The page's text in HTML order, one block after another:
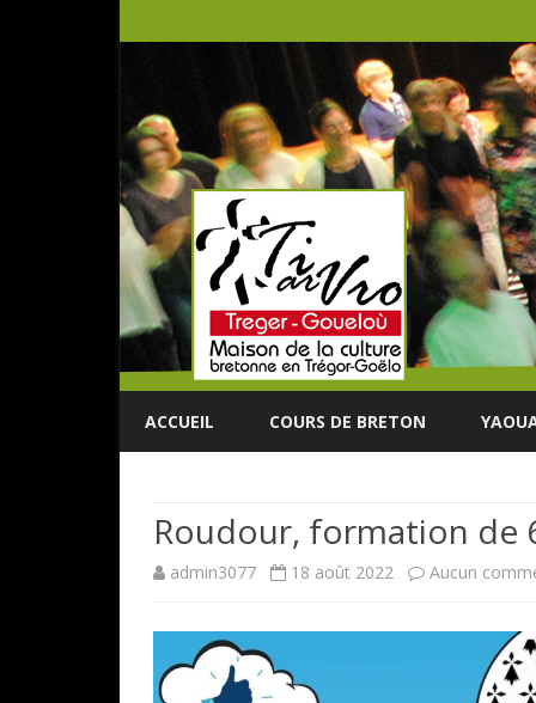
ACCUEIL COURS DE BRETON
Roudour, formation de
admin3077 18 août 2022 Aucun